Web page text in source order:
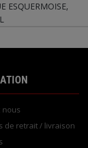
ESQUERMOISE,
nous
de retrait / livraison